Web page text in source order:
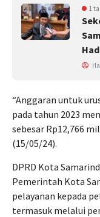
1
“Anggaran untuk
pada tahun 2023
sebesar Rp12,766
(15/05/24).
DPRD Kota
Pemerintah Kota
pelayanan kepada
termasuk melalui